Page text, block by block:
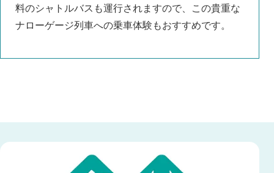
料のシャトルバスも運行されますので、この貴重な
ナローゲージ列車への乗車体験もおすすめです。